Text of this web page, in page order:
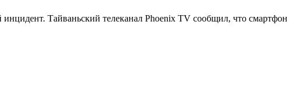
Тайваньский телеканал Phoenix TV сообщил, что смартфон